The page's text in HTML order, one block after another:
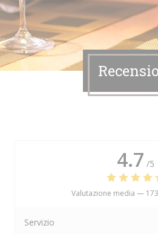
4.7 /5
Valutazione media —
Servizio